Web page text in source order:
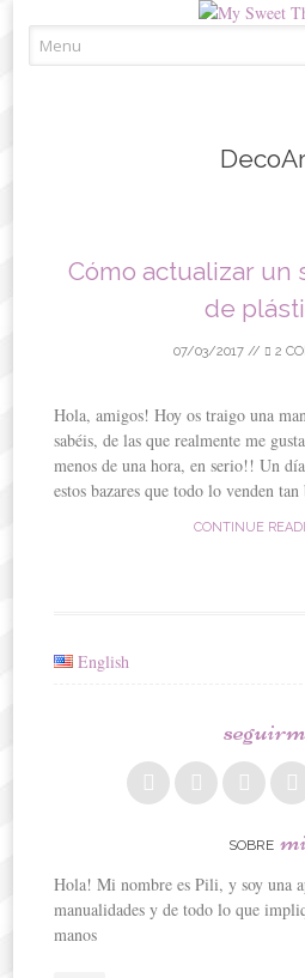
to
Cómo actualizar un
de
07/03/2017// 2
Hola, amigos! Hoy os traigo una
sabéis, de las que realmente me
menos de una hora, en serio!! Un
estos bazares que todo lo venden
CONTINUE
English
SOBRE mi
Hola! Mi nombre es Pili, y soy una
manualidades y de todo lo que
manos